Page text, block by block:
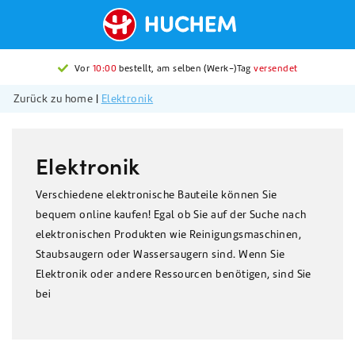
Vor 10:00bestellt, am selben (Werk-)Tagversendet
Zurück zu home | Elektronik
Elektronik
Verschiedene elektronische Bauteile können Sie
bequem online kaufen! Egal ob Sie auf der Suche nach
elektronischen Produkten wie Reinigungsmaschinen,
Staubsaugern oder Wassersaugern sind. Wenn Sie
Elektronik oder andere Ressourcen benötigen, sind Sie
bei